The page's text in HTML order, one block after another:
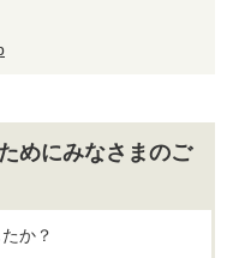
めにみなさまのご
か？